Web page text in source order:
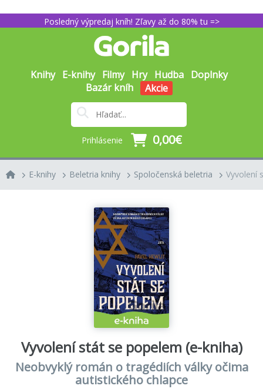
Posledný výpredaj kníh! Zľavy až do 80% tu =>
Knihy E-knihy Filmy Hry Hudba Doplnky
Bazár kníh
Akcie
Prihlásenie 0,00€
E-knihy Beletria knihy Spoločenská beletria Vyvolení
Vyvolení stát se popelem (e-kniha)
Neobvyklý román o tragédiích války očima
autistického chlapce